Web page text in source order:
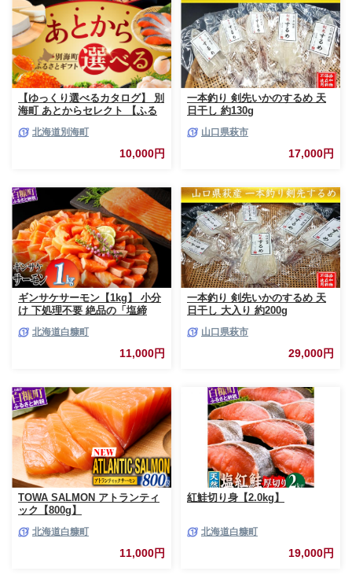
【ゆっくり選べるカタログ】 別
海町 あとからセレクト 【ふる
とから選べる！ ギフト いくら
ほたて 海鮮 牛肉 ケーキ アイス
【BY0000010】（ 後から選べ
カタログギフト あとからカタロ
グ あとからカタログポイント
あとからカタログギフト ふるさ
と納税 ）
北海道別海町
10,000円
一本釣り 剣先いかのするめ 天
日干し 約130g
山口県萩市
17,000円
ギンサケサーモン【1kg】 小分
け 下処理不要 絶品の「塩締
サーモン 鮭 魚 銀鮭 刺身 生食
用 さけ サケ ふるさと ランキン
グ 人気 魚介類 魚介 北海道 白
北海道白糠町
11,000円
一本釣り 剣先いかのするめ 天
日干し 大入り 約200g
山口県萩市
29,000円
TOWA SALMON アトランティ
ック【800g】
北海道白糠町
11,000円
紅鮭切り身【2.0kg】
北海道白糠町
19,000円